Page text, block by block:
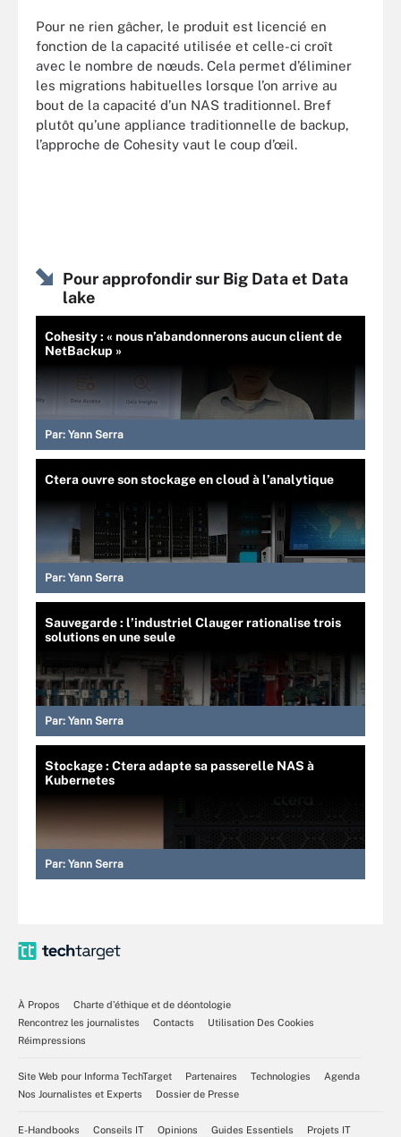
Pour ne rien gâcher, le produit est licencié en
fonction de la capacité utilisée et celle-ci croît
avec le nombre de nœuds. Cela permet d’éliminer
les migrations habituelles lorsque l’on arrive au
bout de la capacité d’un NAS traditionnel. Bref
plutôt qu’une appliance traditionnelle de backup,
l’approche de Cohesity vaut le coup d’œil.
Pour approfondir sur Big Data et Data
lake
Cohesity : « nous n’abandonnerons aucun client de
NetBackup »
Par: Yann Serra
Ctera ouvre son stockage en cloud à l’analytique
Par: Yann Serra
Sauvegarde : l’industriel Clauger rationalise trois
solutions en une seule
Par: Yann Serra
Stockage : Ctera adapte sa passerelle NAS à
Kubernetes
Par: Yann Serra
À Propos
Charte d’éthique et de déontologie
Rencontrez les journalistes
Contacts
Utilisation Des Cookies
Réimpressions
Site Web pour Informa TechTarget Partenaires Technologies
Agenda
Nos Journalistes et Experts
Dossier de Presse
E-Handbooks Conseils IT Opinions Guides Essentiels Projets IT